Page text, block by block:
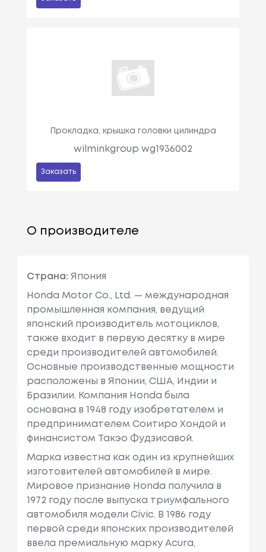
Прокладка, крышка головки цилиндра
wilminkgroup wg1936002
Заказать
О производителе
Страна: Япония
Honda Motor Co., Ltd. — международная
промышленная компания, ведущий
японский производитель мотоциклов,
также входит в первую десятку в мире
среди производителей автомобилей.
Основные производственные мощности
расположены в Японии, США, Индии и
Бразилии. Компания Honda была
основана в 1948 году изобретателем и
предпринимателем Соитиро Хондой и
финансистом Такэо Фудзисавой.
Марка известна как один из крупнейших
изготовителей автомобилей в мире.
Мировое признание Honda получила в
1972 году после выпуска триумфального
автомобиля модели Civic. В 1986 году
первой среди японских производителей
ввела премиальную марку Acura,